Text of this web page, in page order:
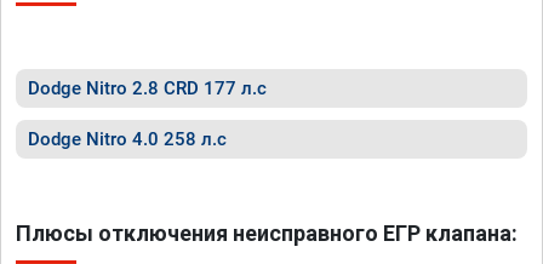
Dodge Nitro 2.8 CRD 177 л.с
Dodge Nitro 4.0 258 л.с
Плюсы отключения неисправного ЕГР клапана: